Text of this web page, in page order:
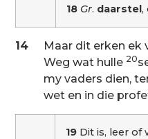
18 Gr. daarstel,
14 Maar dit erken ek
Weg wat hulle 20
my vaders dien,
wet en in die
19 Dit is, leer of